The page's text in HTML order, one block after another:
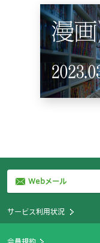
Webメール
サービス利用状況